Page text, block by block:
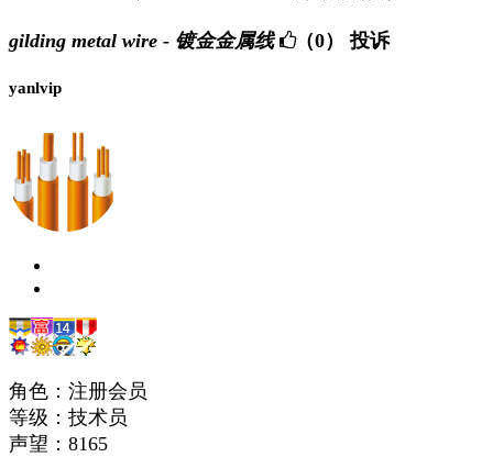
gilding metal wire - 镀金金属线 （0） 投诉
yanlvip
角色：注册会员
等级：技术员
声望： 8165